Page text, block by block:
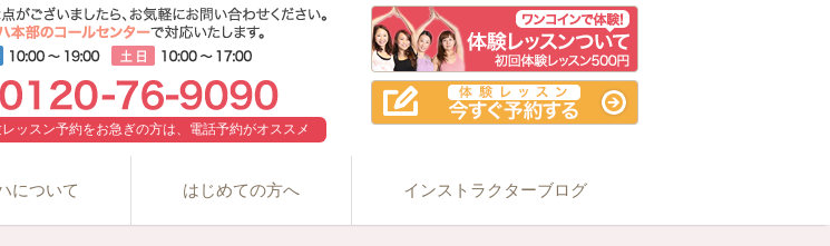
ッスン予約をお急ぎの方は、電話予約がオススメ
について はじめての方へ インストラクターブログ